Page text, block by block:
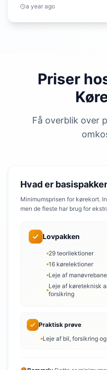
a year ago
Priser
Få overblik over
Hvad er
Minimumsprisen for kørekort.
men de fleste har brug for
Lovpakken
29 teorilektioner
16 kørelektioner
Leje af
Leje af køreteknisk
forsikring
Praktisk prøve
Leje af bil, forsikring